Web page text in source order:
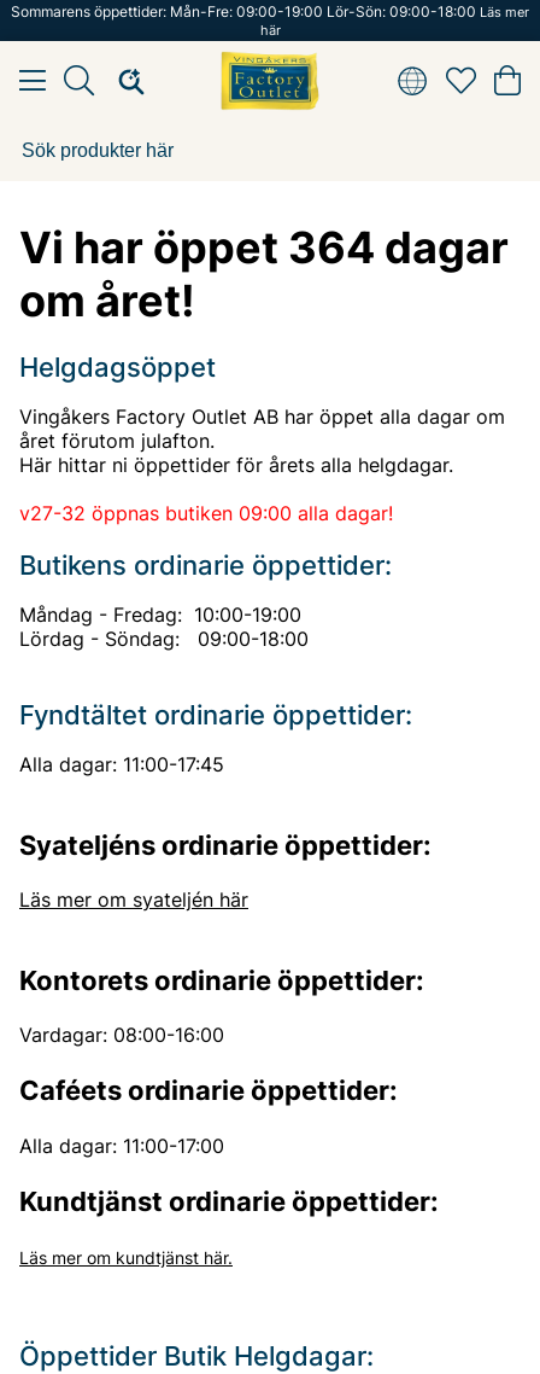
Sommarens öppettider: Mån-Fre: 09:00-19:00 Lör-Sön: 09:00-18:00 Läs mer
här
Vi har öppet 364 dagar
om året!
Helgdagsöppet
Vingåkers Factory Outlet AB har öppet alla dagar om
året förutom julafton.
Här hittar ni öppettider för årets alla helgdagar.
v27-32 öppnas butiken 09:00 alla dagar!
Butikens ordinarie öppettider:
Måndag - Fredag: 10:00-19:00
Lördag - Söndag: 09:00-18:00
Fyndtältet ordinarie öppettider:
Alla dagar: 11:00-17:45
Syateljéns ordinarie öppettider:
Läs mer om syateljén här
Kontorets ordinarie öppettider:
Vardagar: 08:00-16:00
Caféets ordinarie öppettider:
Alla dagar: 11:00-17:00
Kundtjänst ordinarie öppettider:
Läs mer om kundtjänst här.
Öppettider Butik Helgdagar: